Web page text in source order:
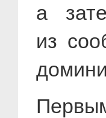
а
из